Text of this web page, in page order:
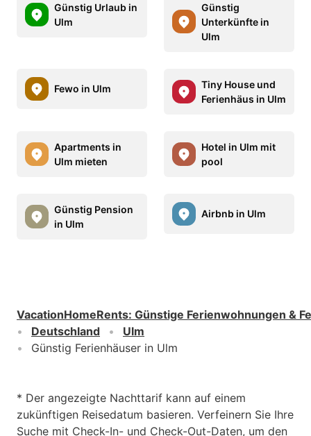
Günstig Urlaub in
Ulm
Günstig
Unterkünfte in
Ulm
Fewo in Ulm
Tiny House und
Ferienhäus in Ulm
Apartments in
Ulm mieten
Hotel in Ulm mit
pool
Günstig Pension
in Ulm
Airbnb in Ulm
VacationHomeRents: Günstige Ferienwohnungen &
Deutschland
Ulm
Günstig Ferienhäuser in Ulm
* Der angezeigte Nachttarif kann auf einem
zukünftigen Reisedatum basieren. Verfeinern Sie Ihre
Suche mit Check-In- und Check-Out-Daten, um den